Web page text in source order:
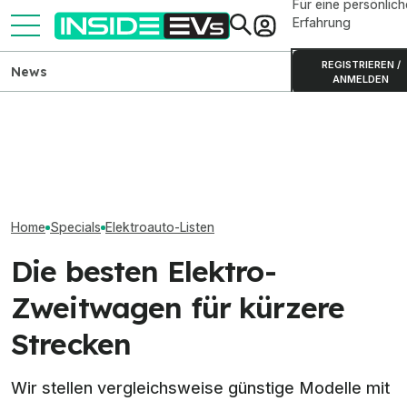
Für eine
Erfahrung
REGISTRIEREN /
ANMELDEN
News
Home Specials Elektroauto-Listen
Die besten Elektro-
Zweitwagen für kürzere
Strecken
Wir stellen vergleichsweise günstige Modelle mit